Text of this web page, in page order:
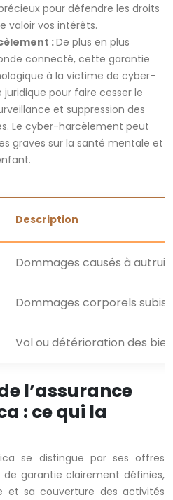
pour défendre les droits
valoir vos intérêts.
:De plus en plus
connecté, cette garantie
à la victime de cyber-
pour faire cesser le
et suppression des
Le cyber-harcèlement peut
graves sur la santé mentale et
Description
Dommages causés à autrui
Dommages corporels subis
Vol ou détérioration des
l’assurance
: ce qui la
se distingue par ses offres
de garantie clairement définies,
et sa couverture des activités